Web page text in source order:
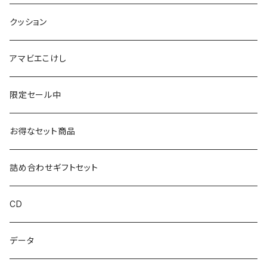
やじろうちゃん
ばんつぁん
ズンダリアンシリーズ
コケゾン
ノート
メモ帳
クリアファイル
フォトフレーム
クッション
アマビエこけし
限定セール中
お得なセット商品
詰め合わせギフトセット
CD
データ